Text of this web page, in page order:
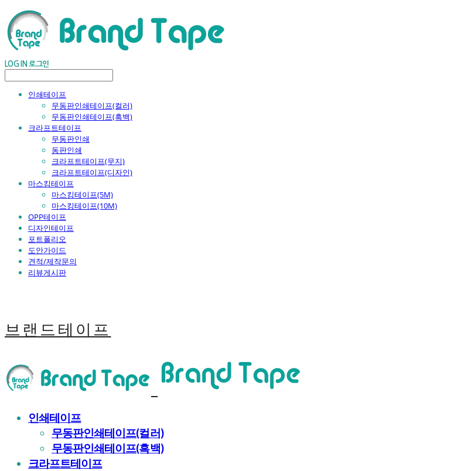
LOG IN 로그인
인쇄테이프
무동판인쇄테이프(컬러)
무동판인쇄테이프(흑백)
크라프트테이프
무동판인쇄
동판인쇄
크라프트테이프(무지)
크라프트테이프(디자인)
마스킹테이프
마스킹테이프(5M)
마스킹테이프(10M)
OPP테이프
디자인테이프
포트폴리오
도안가이드
견적/제작문의
리뷰게시판
브랜드테이프
인쇄테이프
무동판인쇄테이프(컬러)
무동판인쇄테이프(흑백)
크라프트테이프